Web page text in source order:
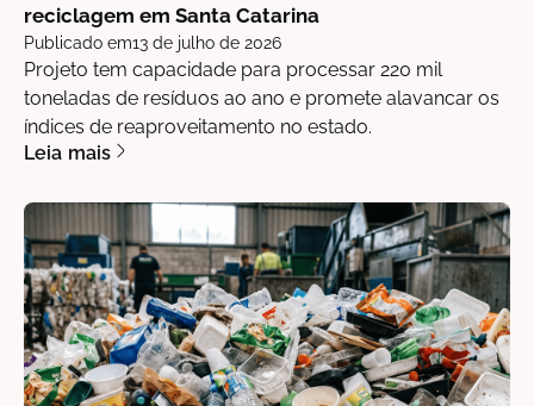
reciclagem em Santa Catarina
Publicado em13 de julho de 2026
Projeto tem capacidade para processar 220 mil
toneladas de resíduos ao ano e promete alavancar os
índices de reaproveitamento no estado.
Leia mais